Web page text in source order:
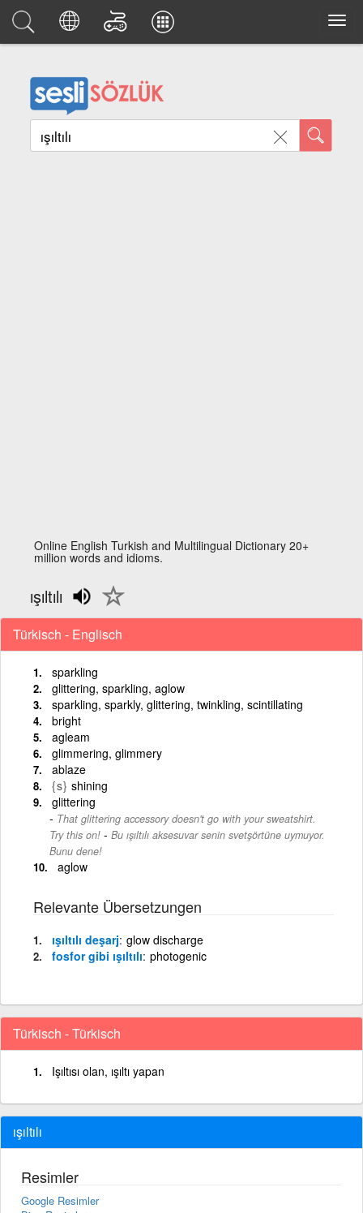
Online English Turkish and Multilingual Dictionary 20+
million words and idioms.
ışıltılı
Türkisch - Englisch
sparkling
glittering, sparkling, aglow
sparkling, sparkly, glittering, twinkling, scintillating
bright
agleam
glimmering, glimmery
ablaze
{s} shining
glittering
That glittering accessory doesn't go with your sweatshirt.
Try this on! - Bu ışıltılı aksesuvar senin svetşörtüne uymuyor.
Bunu dene!
aglow
Relevante Übersetzungen
ışıltılı deşarj glow discharge
fosfor gibi ışıltılı photogenic
Türkisch - Türkisch
Işıltısı olan, ışıltı yapan
ışıltılı
Resimler
Google Resimler